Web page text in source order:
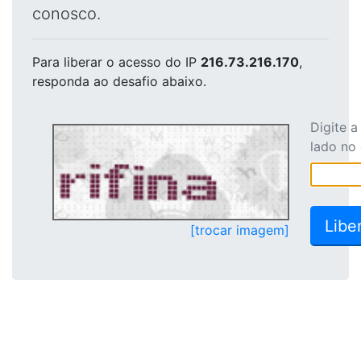
conosco.
Para liberar o acesso do IP 216.73.216.170,
responda ao desafio abaixo.
[trocar imagem]
Digite
lado no